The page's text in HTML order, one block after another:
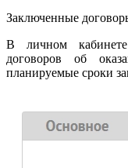
Заключенные
В личном кабинете
договоров об
планируемые сроки